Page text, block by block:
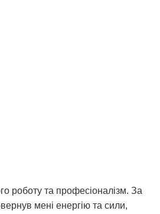
роботу та професіоналізм. За
мені енергію та сили,